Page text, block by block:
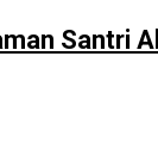
Santri